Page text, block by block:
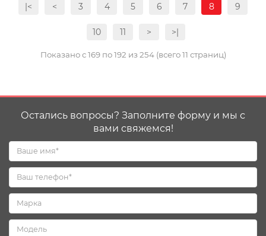
|< < 3 4 5 6 7 8 9
10 11 > >|
Показано с 169 по 192 из 254 (всего 11 страниц)
Остались вопросы? Заполните форму и мы с
вами свяжемся!